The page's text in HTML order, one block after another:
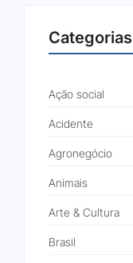
Categorias
Ação social
Acidente
Agronegócio
Animais
Arte & Cultura
Brasil